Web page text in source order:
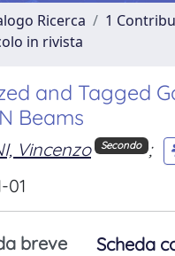
Ricerca
1
in rivista
and Tagged
Beams
Vincenzo Secondo ;
01
breve
Scheda